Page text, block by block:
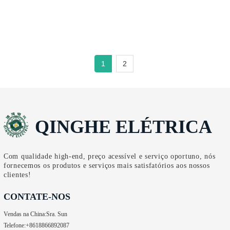
1 2
QINGHE ELÉTRICA
Com qualidade high-end, preço acessível e serviço oportuno, nós
fornecemos os produtos e serviços mais satisfatórios aos nossos
clientes!
CONTATE-NOS
Vendas na China:Sra. Sun
Telefone:+8618866892087